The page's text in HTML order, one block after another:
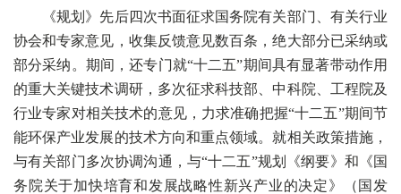
《规划》先后四次书面征求国务院有关部门、有关行业
协会和专家意见，收集反馈意见数百条，绝大部分已采纳或
部分采纳。期间，还专门就“十二五”期间具有显著带动作用
的重大关键技术调研，多次征求科技部、中科院、工程院及
行业专家对相关技术的意见，力求准确把握“十二五”期间节
能环保产业发展的技术方向和重点领域。就相关政策措施，
与有关部门多次协调沟通，与“十二五”规划《纲要》和《国
务院关于加快培育和发展战略性新兴产业的决定》（国发